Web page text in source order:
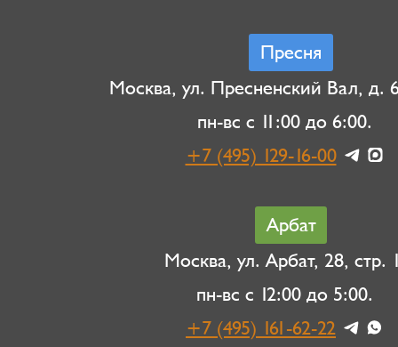
Пресня
Москва, ул. Пресненский Вал, д.
пн-вс с 11:00 до 6:00.
+7 (495) 129-16-00
Арбат
Москва, ул. Арбат, 28, стр.
пн-вс с 12:00 до 5:00.
+7 (495) 161-62-22